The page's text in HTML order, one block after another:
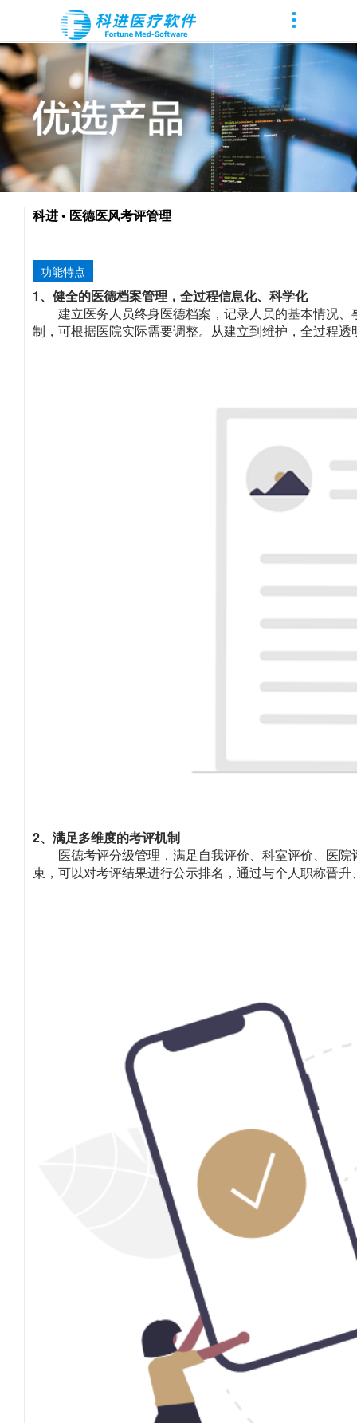
科进 • 医德医风考评管理
功能特点
1、健全的医德档案管理，全过程信息化、科学化
建立医务人员终身医德档案，记录人员的基本情况
制，可根据医院实际需要调整。从建立到维护，全过程
2、满足多维度的考评机制
医德考评分级管理，满足自我评价、科室评价、医
束，可以对考评结果进行公示排名，通过与个人职称晋